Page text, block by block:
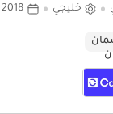
ومضمونخليجي 2018